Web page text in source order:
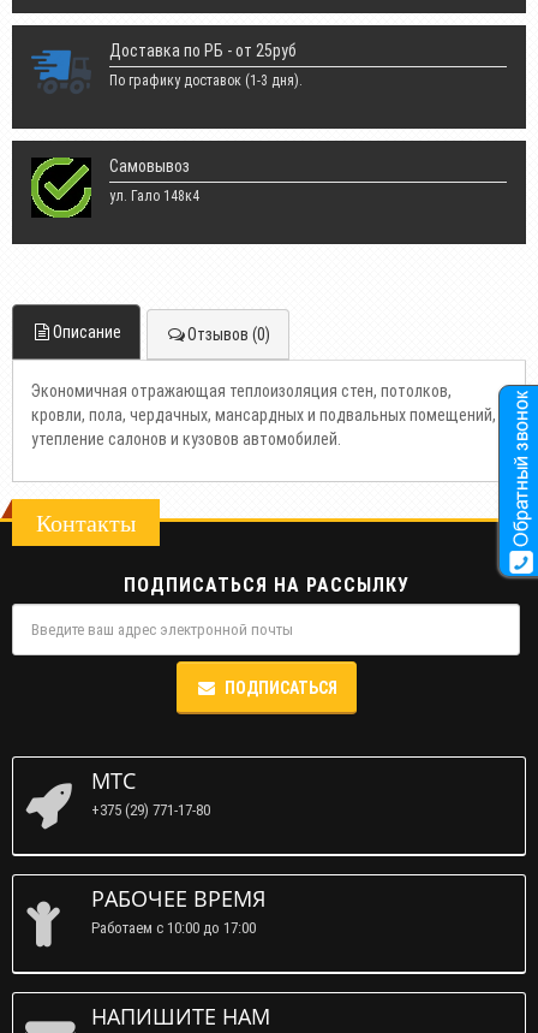
Доставка по РБ - от 25руб
По графику доставок (1-3 дня).
Самовывоз
ул. Гало 148к4
Описание Отзывов (0)
Экономичная отражающая теплоизоляция стен, потолков,
кровли, пола, чердачных, мансардных и подвальных помещений,
утепление салонов и кузовов автомобилей.
Контакты
ПОДПИСАТЬСЯ НА РАССЫЛКУ
ПОДПИСАТЬСЯ
МТС
+375 (29) 771-17-80
РАБОЧЕЕ ВРЕМЯ
Работаем c 10:00 до 17:00
НАПИШИТЕ НАМ